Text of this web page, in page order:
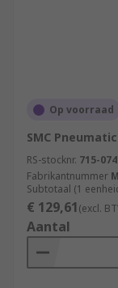
Op voorraad
SMC
RS-stocknr. 715-
Fabrikantnummer
Subtotaal (1
€ 129,61(excl.
Aantal